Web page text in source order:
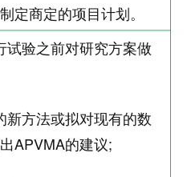
定商定的项目计划。
试验之前对研究方案做
新方法或拟对现有的数
APVMA的建议;